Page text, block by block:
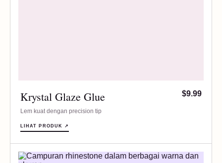
Krystal Glaze Glue
Lem kuat dengan precision tip
$9.99
LIHAT PRODUK ↗